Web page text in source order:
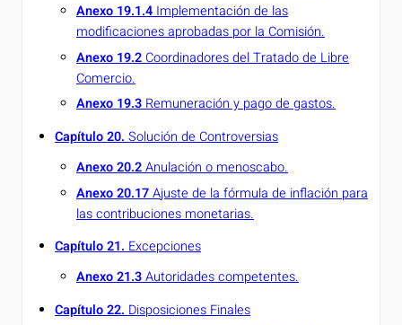
Anexo 19.1.4 Implementación de las
modificaciones aprobadas por la Comisión.
Anexo 19.2 Coordinadores del Tratado de Libre
Comercio.
Anexo 19.3 Remuneración y pago de gastos.
Capítulo 20. Solución de Controversias
Anexo 20.2Anulación o menoscabo.
Anexo 20.17Ajuste de la fórmula de inflación para
las contribuciones monetarias.
Capítulo 21. Excepciones
Anexo 21.3Autoridades competentes.
Capítulo 22. Disposiciones Finales